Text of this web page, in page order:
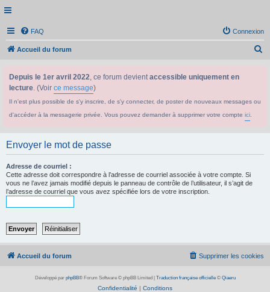
FAQ Connexion
Accueil du forum
Depuis le 1er avril 2022, ce forum devientaccessible uniquement en
lecture. (Voir ce message)
Il n'est plus possible de s'y inscrire, de s'y connecter, de poster de nouveaux messages ou
d'accéder à la messagerie privée. Vous pouvez demander à supprimer votre compte ici
Envoyer le mot de passe
Adresse de courriel :
Cette adresse doit correspondre à l’adresse de courriel associée à votre compte. Si
vous ne l’avez jamais modifié depuis le panneau de contrôle de l’utilisateur, il s’agit de
l’adresse de courriel que vous avez spécifiée lors de votre inscription.
Accueil du forum Supprimer les cookies
Développé par phpBB® Forum Software © phpBB Limited Traduction française officielle© Qiaeru
Confidentialité | Conditions